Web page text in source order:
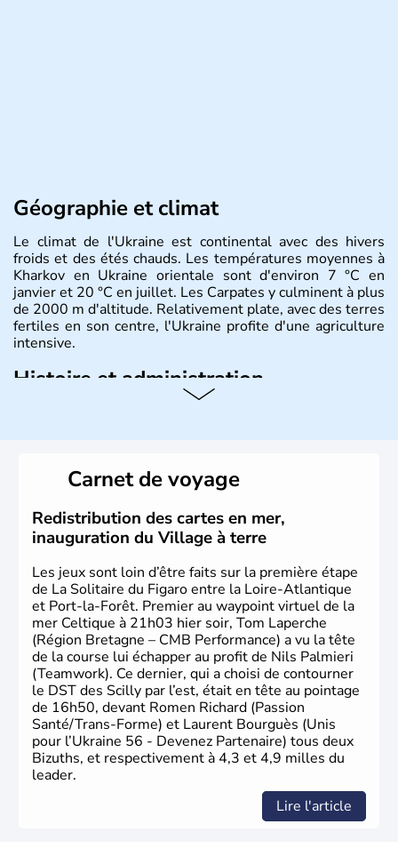
Géographie et climat
Le climat de l'Ukraine est continental avec des hivers
froids et des étés chauds. Les températures moyennes à
Kharkov en Ukraine orientale sont d'environ 7 °C en
janvier et 20 °C en juillet. Les Carpates y culminent à plus
de 2000 m d'altitude. Relativement plate, avec des terres
fertiles en son centre, l'Ukraine profite d'une agriculture
intensive.
Histoire et administration
remonte au 24 août 1991. Sébastopol, Karkhov et
Odessa sont les principales villes d'Ukraine.
Carnet de voyage
Redistribution des cartes en mer,
inauguration du Village à terre
Les jeux sont loin d’être faits sur la première étape
de La Solitaire du Figaro entre la Loire-Atlantique
et Port-la-Forêt. Premier au waypoint virtuel de la
mer Celtique à 21h03 hier soir, Tom Laperche
(Région Bretagne – CMB Performance) a vu la tête
de la course lui échapper au profit de Nils Palmieri
(Teamwork). Ce dernier, qui a choisi de contourner
le DST des Scilly par l’est, était en tête au pointage
de 16h50, devant Romen Richard (Passion
Santé/Trans-Forme) et Laurent Bourguès (Unis
pour l’Ukraine 56 - Devenez Partenaire) tous deux
Bizuths, et respectivement à 4,3 et 4,9 milles du
leader.
Lire l'article